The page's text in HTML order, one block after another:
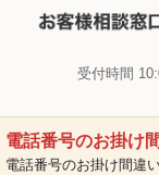
受付時間
電話番号のお掛け
電話番号のお掛け間違